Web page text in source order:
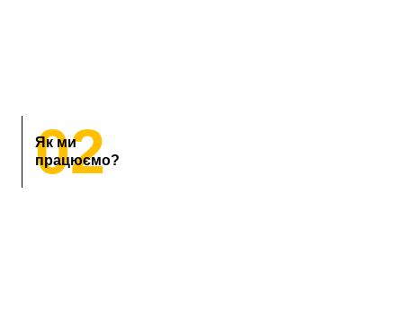
02
Як ми
працюємо?